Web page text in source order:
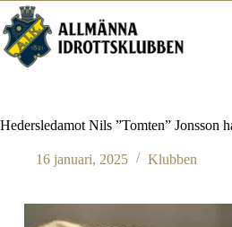
Hoppa
till
innehåll
Hedersledamot Nils ”Tomten” Jonsson
16 januari, 2025 Klubben